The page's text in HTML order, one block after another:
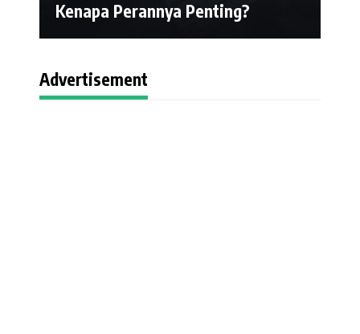
Kenapa Perannya Penting?
Advertisement